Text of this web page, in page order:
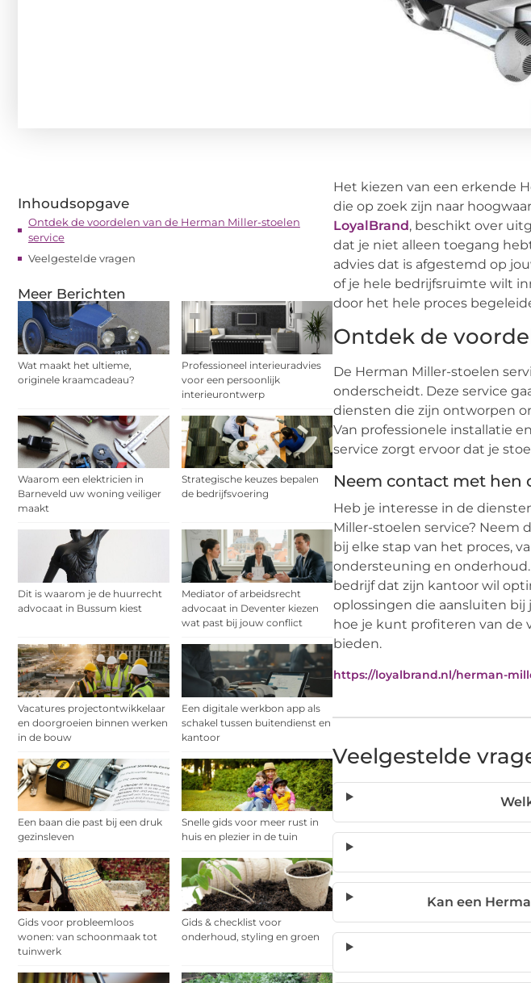
Inhoudsopgave
Ontdek de voordelen van de Herman Miller-stoelen
service
Veelgestelde vragen
Meer Berichten
Wat maakt het ultieme,
originele kraamcadeau?
Professioneel interieuradvies
voor een persoonlijk
interieurontwerp
Waarom een elektricien in
Barneveld uw woning veiliger
maakt
Strategische keuzes bepalen
de bedrijfsvoering
Dit is waarom je de huurrecht
advocaat in Bussum kiest
Mediator of arbeidsrecht
advocaat in Deventer kiezen
wat past bij jouw conflict
Vacatures projectontwikkelaar
en doorgroeien binnen werken
in de bouw
Een digitale werkbon app als
schakel tussen buitendienst en
kantoor
Een baan die past bij een druk
gezinsleven
Snelle gids voor meer rust in
huis en plezier in de tuin
Gids voor probleemloos
wonen: van schoonmaak tot
tuinwerk
Gids & checklist voor
onderhoud, styling en groen
Het kiezen van een erkende
die op zoek zijn naar
LoyalBrand, beschikt over
dat je niet alleen toegang
advies dat is afgestemd op
of je hele bedrijfsruimte wilt
door het hele proces
Ontdek de
De Herman Miller-stoelen
onderscheidt. Deze service
diensten die zijn ontworpen
Van professionele installatie
service zorgt ervoor dat je
Neem contact met hen
Heb je interesse in de
Miller-stoelen service? Neem
bij elke stap van het proces,
ondersteuning en
bedrijf dat zijn kantoor wil
oplossingen die aansluiten
hoe je kunt profiteren van de
bieden.
https://loyalbrand.nl/herman-
Veelgestelde
Kan een